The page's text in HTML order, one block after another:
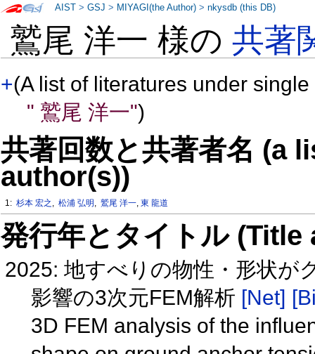
鷲尾 洋一 様の共著
+(A list of literatures under
" 鷲尾 洋一")
共著回数と共著者名 (a
author(s))
1: 杉本 宏之 , 松浦 弘明 , 鷲尾 洋一,東 龍道
発行年とタイトル
2025: 地すべりの物性・形状が
影響の3次元FEM解析 [Net]
3D FEM analysis of the
AIST >GSJ > MIYAGI(the Author) >nkysdb (this DB)